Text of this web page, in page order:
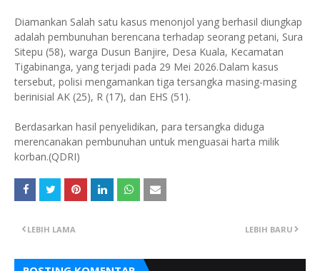
Diamankan Salah satu kasus menonjol yang berhasil diungkap
adalah pembunuhan berencana terhadap seorang petani, Sura
Sitepu (58), warga Dusun Banjire, Desa Kuala, Kecamatan
Tigabinanga, yang terjadi pada 29 Mei 2026.Dalam kasus
tersebut, polisi mengamankan tiga tersangka masing-masing
berinisial AK (25), R (17), dan EHS (51).
Berdasarkan hasil penyelidikan, para tersangka diduga
merencanakan pembunuhan untuk menguasai harta milik
korban.(QDRI)
LEBIH BARU
LEBIH LAMA